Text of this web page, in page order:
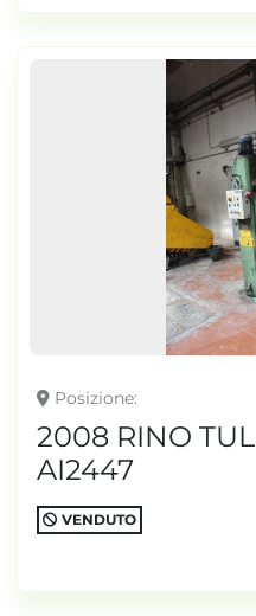
Posizione
2008 RINO
AI2447
VENDUTO